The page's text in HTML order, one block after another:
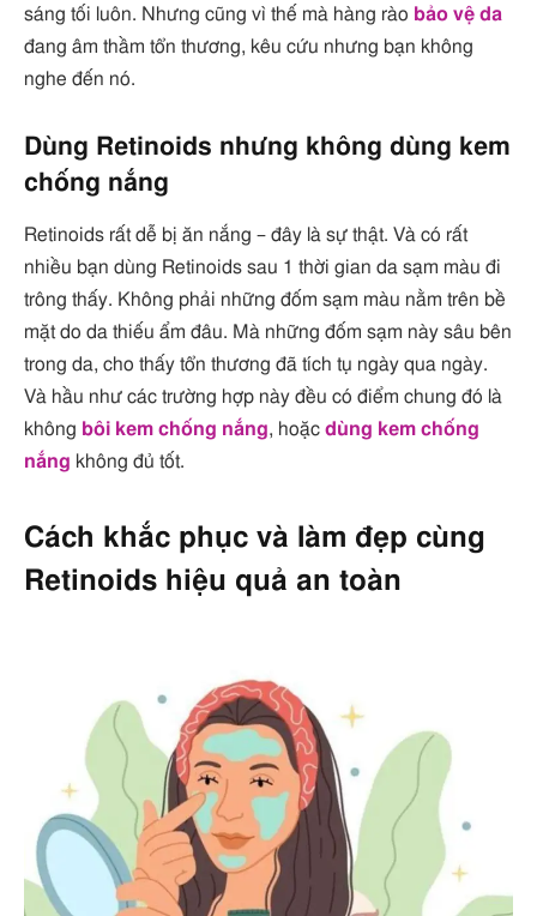
sáng tối luôn. Nhưng cũng vì thế mà hàng rào bảo vệ da
đang âm thầm tổn thương, kêu cứu nhưng bạn không
nghe đến nó.
Dùng Retinoids nhưng không dùng kem
chống nắng
Retinoids rất dễ bị ăn nắng – đây là sự thật. Và có rất
nhiều bạn dùng Retinoids sau 1 thời gian da sạm màu đi
trông thấy. Không phải những đốm sạm màu nằm trên bề
mặt do da thiếu ẩm đâu. Mà những đốm sạm này sâu bên
trong da, cho thấy tổn thương đã tích tụ ngày qua ngày.
Và hầu như các trường hợp này đều có điểm chung đó là
không bôi kem chống nắng, hoặc dùng kem chống
nắng không đủ tốt.
Cách khắc phục và làm đẹp cùng
Retinoids hiệu quả an toàn